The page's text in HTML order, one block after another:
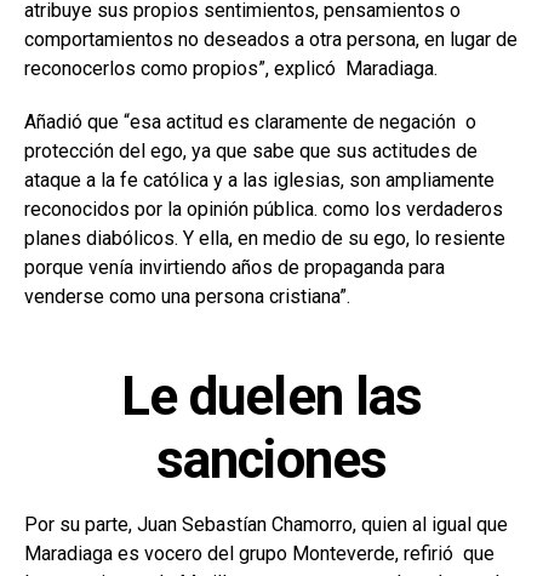
atribuye sus propios sentimientos, pensamientos o
comportamientos no deseados a otra persona, en lugar de
reconocerlos como propios”, explicó Maradiaga.
Añadió que “esa actitud es claramente de negación o
protección del ego, ya que sabe que sus actitudes de
ataque a la fe católica y a las iglesias, son ampliamente
reconocidos por la opinión pública. como los verdaderos
planes diabólicos. Y ella, en medio de su ego, lo resiente
porque venía invirtiendo años de propaganda para
venderse como una persona cristiana”.
Le duelen las
sanciones
Por su parte, Juan Sebastían Chamorro, quien al igual que
Maradiaga es vocero del grupo Monteverde, refirió que